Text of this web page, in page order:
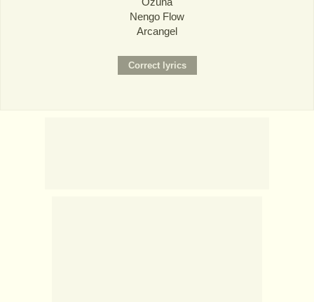
Nengo Flow
Arcangel